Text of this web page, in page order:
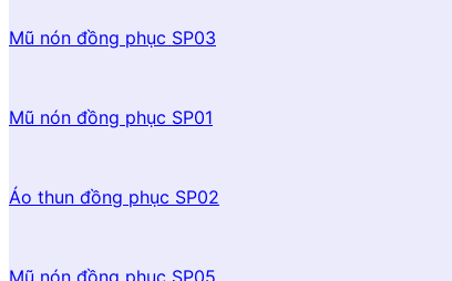
Mũ nón đồng phục SP03
Mũ nón đồng phục SP01
Áo thun đồng phục SP02
Mũ nón đồng phục SP05